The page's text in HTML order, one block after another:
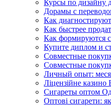
Курсы по дизайну
Дорамы с
Как
Как быстрее
Как формируются
Купите диплом и
Совместные
Совместные
Личный опыт:
Ліцензійне
Сигареты оптом
Оптові сигарети: